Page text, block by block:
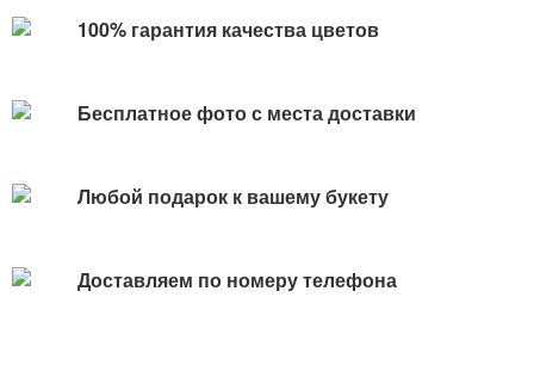
100% гарантия качества цветов
Бесплатное фото с места доставки
Любой подарок к вашему букету
Доставляем по номеру телефона